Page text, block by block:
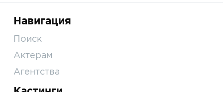
Навигация
Поиск
Актерам
Агентства